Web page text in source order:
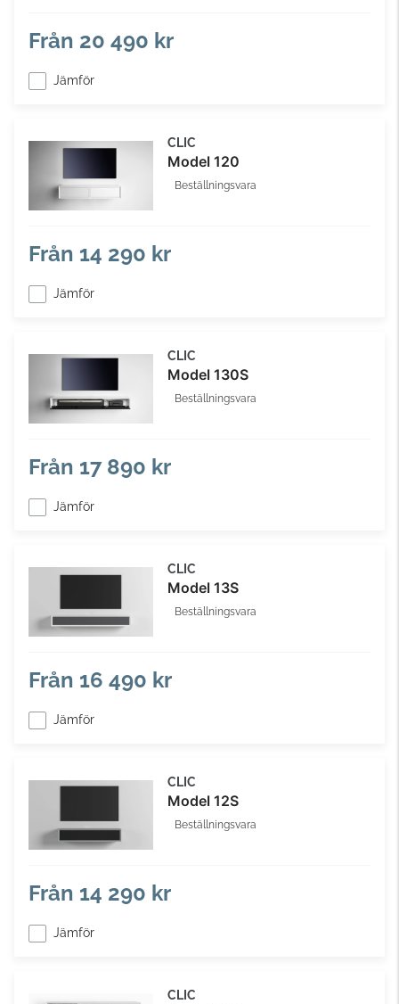
Från 20 490 kr
Jämför
CLIC
Model 120
Beställningsvara
Från 14 290 kr
Jämför
CLIC
Model 130S
Beställningsvara
Från 17 890 kr
Jämför
CLIC
Model 13S
Beställningsvara
Från 16 490 kr
Jämför
CLIC
Model 12S
Beställningsvara
Från 14 290 kr
Jämför
CLIC